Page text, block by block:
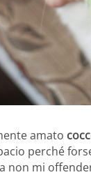
amato
perché
non mi